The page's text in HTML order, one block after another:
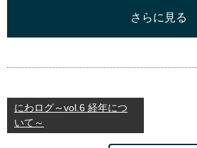
さらに見る
にわログ～vol.6 経年につ
いて～